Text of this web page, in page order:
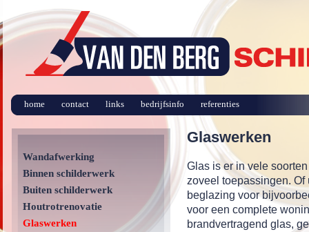
home contact links bedrijfsinfo referenties
Wandafwerking
Binnen schilderwerk
Buiten schilderwerk
Houtrotrenovatie
Glaswerken
Glaswerken
Glas is er in vele
zoveel toepassingen.
beglazing voor
voor een complete
brandvertragend glas,